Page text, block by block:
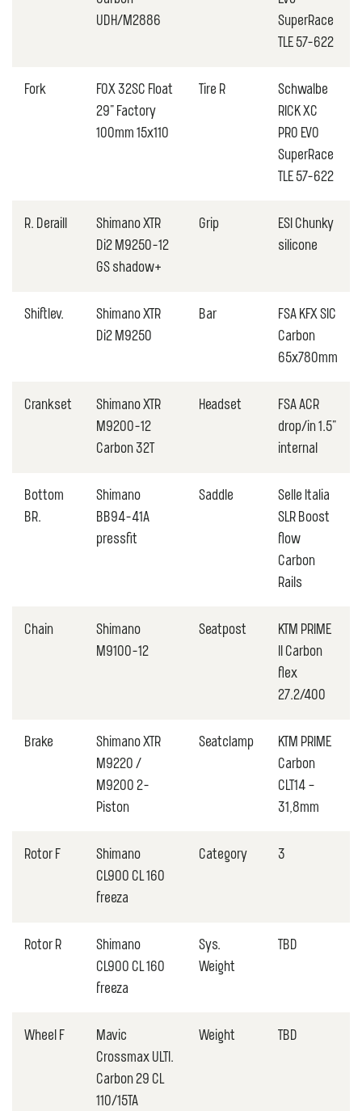
UDH/M2886
SuperRace
TLE 57-622
Fork
FOX 32SC Float
29" Factory
100mm 15x110
Tire R
Schwalbe
RICK XC
PRO EVO
SuperRace
TLE 57-622
R. Deraill
Shimano XTR
Di2 M9250-12
GS shadow+
Grip
ESI Chunky
silicone
Shiftlev.
Shimano XTR
Di2 M9250
Bar
FSA KFX SIC
Carbon
65x780mm
Crankset
Shimano XTR
M9200-12
Carbon 32T
Headset
FSA ACR
drop/in 1.5"
internal
Bottom
BR.
Shimano
BB94-41A
pressfit
Saddle
Selle Italia
SLR Boost
flow
Carbon
Rails
Chain
Shimano
M9100-12
Seatpost
KTM PRIME
II Carbon
flex
27.2/400
Brake
Shimano XTR
M9220 /
M9200 2-
Piston
Seatclamp
KTM PRIME
Carbon
CLT14 –
31,8mm
Rotor F
Shimano
CL900 CL 160
freeza
Category 3
Rotor R
Shimano
CL900 CL 160
freeza
Sys.
Weight
TBD
Wheel F
Mavic
Crossmax ULTI.
Carbon 29 CL
110/15TA
Weight TBD